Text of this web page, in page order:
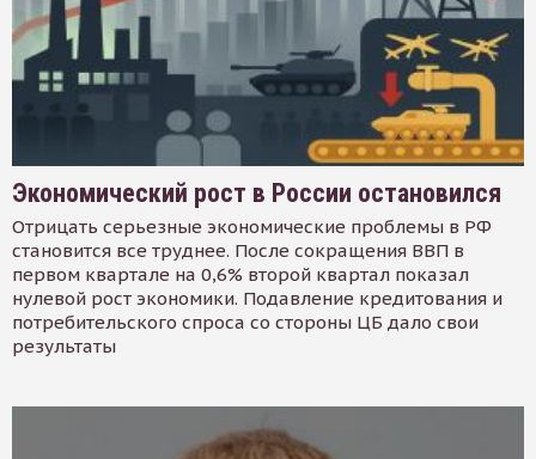
Экономический рост в России остановился
Отрицать серьезные экономические проблемы в РФ
становится все труднее. После сокращения ВВП в
первом квартале на 0,6% второй квартал показал
нулевой рост экономики. Подавление кредитования и
потребительского спроса со стороны ЦБ дало свои
результаты